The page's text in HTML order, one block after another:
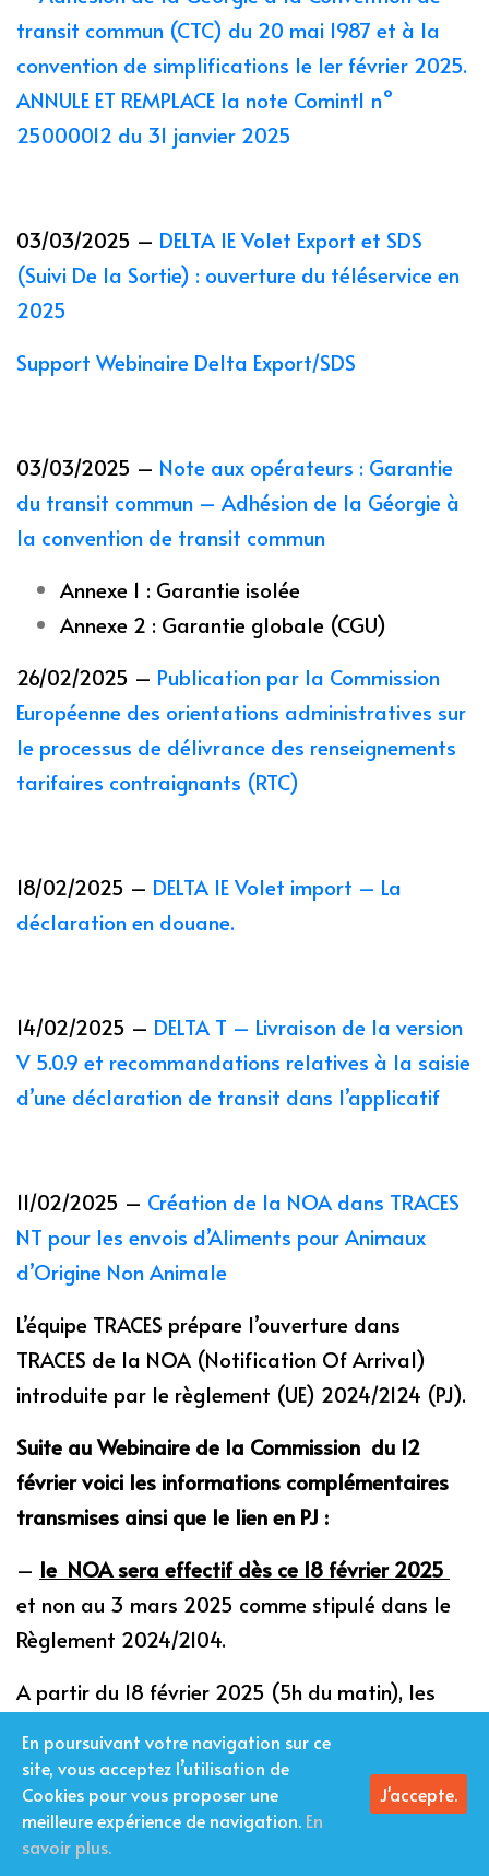
transit commun (CTC) du 20 mai 1987 et à la
convention de simplifications le 1er février 2025.
ANNULE ET REMPLACE la note Comint1 n°
25000012 du 31 janvier 2025
03/03/2025 – DELTA IE Volet Export et SDS
(Suivi De la Sortie) : ouverture du téléservice en
2025
Support Webinaire Delta Export/SDS
03/03/2025 – Note aux opérateurs : Garantie
du transit commun – Adhésion de la Géorgie à
la convention de transit commun
Annexe 1 : Garantie isolée
Annexe 2 : Garantie globale (CGU)
26/02/2025 – Publication par la Commission
Européenne des orientations administratives sur
le processus de délivrance des renseignements
tarifaires contraignants (RTC)
18/02/2025 – DELTA IE Volet import – La
déclaration en douane.
14/02/2025 – DELTA T – Livraison de la version
V 5.0.9 et recommandations relatives à la saisie
d’une déclaration de transit dans l’applicatif
11/02/2025 – Création de la NOA dans TRACES
NT pour les envois d’Aliments pour Animaux
d’Origine Non Animale
L’équipe TRACES prépare l’ouverture dans
TRACES de la NOA (Notification Of Arrival)
introduite par le règlement (UE) 2024/2124 (PJ).
Suite au Webinaire de la Commission du 12
février voici les informations complémentaires
transmises ainsi que le lien en PJ :
– le NOA sera effectif dès ce 18 février 2025
et non au 3 mars 2025 comme stipulé dans le
Règlement 2024/2104.
A partir du 18 février 2025 (5h du matin), les
notifier tout envoi non soumis à l’article 47 du
Règlement OCR 2017/625 c’est à dire les envois
d’aliments pour animaux d’origine non animale
soumis à l’arrêté du 22 novembre 2011.
En poursuivant votre navigation sur ce
site, vous acceptez l’utilisation de
Cookies pour vous proposer une
meilleure expérience de navigation. En
savoir plus.
J'accepte.